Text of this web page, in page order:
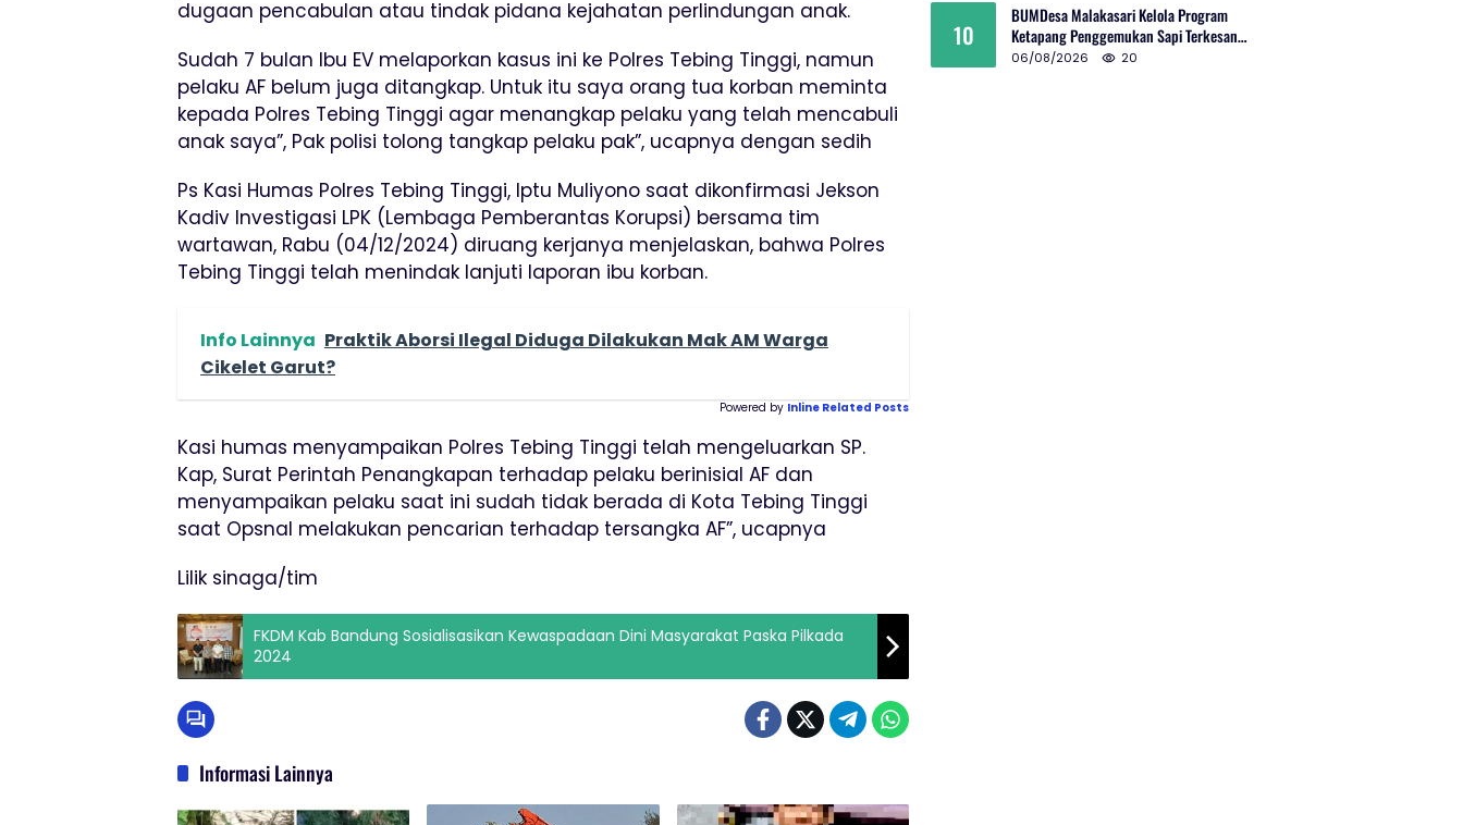
dugaan pencabulan atau tindak pidana kejahatan perlindungan anak.
Sudah 7 bulan Ibu EV melaporkan kasus ini ke Polres Tebing Tinggi, namun
pelaku AF belum juga ditangkap. Untuk itu saya orang tua korban meminta
kepada Polres Tebing Tinggi agar menangkap pelaku yang telah mencabuli
anak saya”, Pak polisi tolong tangkap pelaku pak”, ucapnya dengan sedih
Ps Kasi Humas Polres Tebing Tinggi, Iptu Muliyono saat dikonfirmasi Jekson
Kadiv Investigasi LPK (Lembaga Pemberantas Korupsi) bersama tim
wartawan, Rabu (04/12/2024) diruang kerjanya menjelaskan, bahwa Polres
Tebing Tinggi telah menindak lanjuti laporan ibu korban.
Info Lainnya Praktik Aborsi Ilegal Diduga Dilakukan Mak AM Warga
Cikelet Garut?
Powered by Inline Related Posts
Kasi humas menyampaikan Polres Tebing Tinggi telah mengeluarkan SP.
Kap, Surat Perintah Penangkapan terhadap pelaku berinisial AF dan
menyampaikan pelaku saat ini sudah tidak berada di Kota Tebing Tinggi
saat Opsnal melakukan pencarian terhadap tersangka AF”, ucapnya
Lilik sinaga/tim
FKDM Kab Bandung Sosialisasikan Kewaspadaan Dini Masyarakat Paska Pilkada
2024
Informasi Lainnya
10
BUMDesa Malakasari Kelola Program
Ketapang Penggemukan Sapi Terkesan
Simpang Siur
06/08/2026 20